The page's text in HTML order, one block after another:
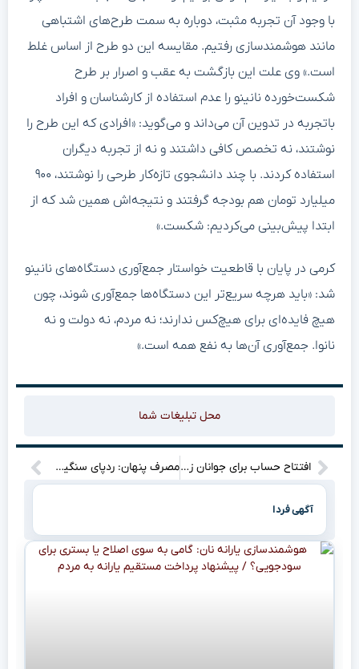
با وجود آن تجربه مثبت، دوباره به سمت طرح‌های اشتباهی
مانند هوشمندسازی رفتیم. مقایسه این دو طرح از اساس غلط
است.» وی علت این بازگشت به عقب و اصرار بر طرح
شکست‌خورده نانینو را عدم استفاده از کارشناسان و افراد
باتجربه در تدوین آن می‌داند و می‌گوید: «افرادی که این طرح را
نوشتند، نه تخصص کافی داشتند و نه از تجربه دیگران
استفاده کردند. با چند دانشجوی تازه‌کار طرحی را نوشتند، ۹۰۰
میلیارد تومان هم بودجه گرفتند و نتیجه‌اش همین شد که از
ابتدا پیش‌بینی می‌کردیم: شکست.»
کرمی در پایان با قاطعیت خواستار جمع‌آوری دستگاه‌های نانینو
شد: «باید هرچه سریع‌تر این دستگاه‌ها جمع‌آوری شوند، چون
هیچ فایده‌ای برای هیچ‌کس ندارند؛ نه مردم، نه دولت و نه
نانوا. جمع‌آوری آن‌ها به نفع همه است.»
محل تبلیغات شما
افتتاح حساب برای جوانان زیر ۱۸ سال: شرایط جدید، بانک‌های معتبر و مدارک مورد نیاز را بشناسید! مصرف پنهان: ردپای سنگین مصرف‌کنندگانی که از دیده‌ها دور مانده‌اند!
آگهی فردا